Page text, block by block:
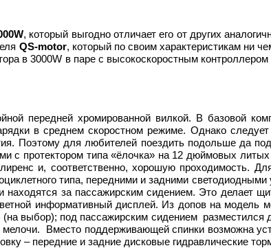
W, который выгодно отличает его от других
QS-motor, который по своим характеристикам ни
в 3000W в паре с высокоскоростным
передней хромированной вилкой. В базовой
в среднем скоростном режиме. Однако
Поэтому для любителей поездить подольше да
с протектором типа «ёлочка» на 12 дюймовых
и, соответственно, хорошую проходимость.
типа, передними и задними светодиодными
за пассажирским сидением. Это делает
информативный дисплей. Из допов на модель
выбор); под пассажирским сидением разместился
Вместо поддерживающей спинки возможна
– передние и задние дисковые гидравлические